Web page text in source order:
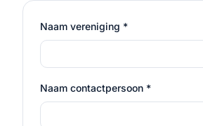
Naam vereniging *
Naam contactpersoon *